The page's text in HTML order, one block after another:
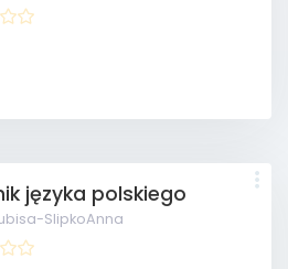
języka polskiego
SlipkoAnna